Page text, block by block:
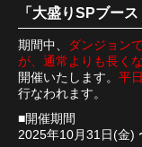
「大盛りSPブー
期間中、
ダンジョン
が、通常よりも長く
開催いたします。 平
行なわれます。
■開催期間
2025年10月31日(金)